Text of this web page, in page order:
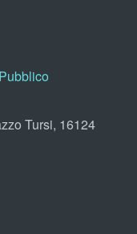
Tursi, 16124